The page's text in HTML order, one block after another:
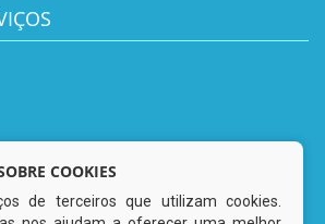
COOKIES
de terceiros que utilizam cookies.